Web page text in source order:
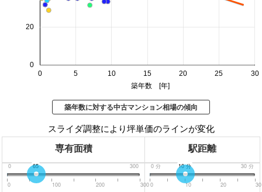
0 5 10 15 20 25 30
0
20
築年数 [年]
築年数に対する中古マンション相場の傾向
スライダ調整により坪単価のラインが変化
専有面積 駅距離
0 300
65
0 100 200 300
0分 30分
10分
0 10 20 30